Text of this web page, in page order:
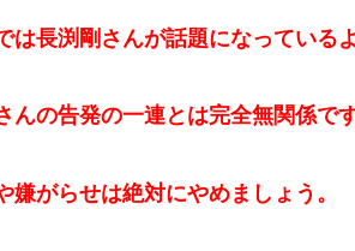
は長渕剛さんが話題になっている
んの告発の一連とは完全無関係で
嫌がらせは絶対にやめましょう。